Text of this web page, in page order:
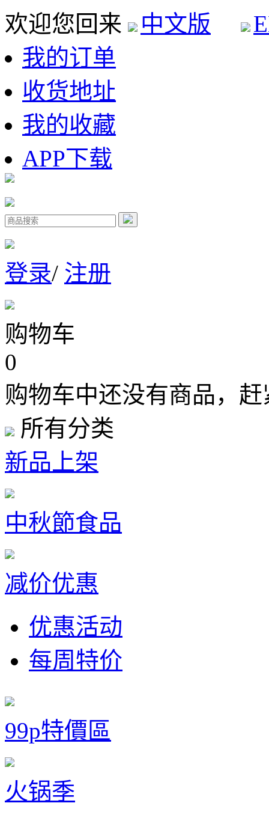
欢迎您回来 中文版
我的订单
收货地址
我的收藏
APP下载
登录/ 注册
购物车
0
购物车中还没有商品，
所有分类
新品上架
中秋節食品
减价优惠
优惠活动
每周特价
99p特價區
火锅季